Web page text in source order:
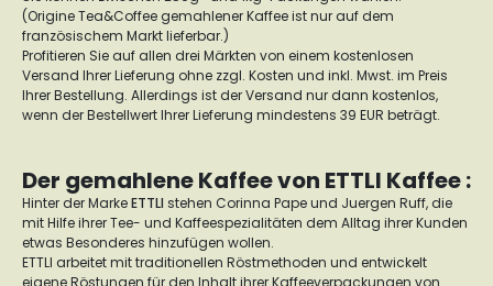
(Origine Tea&Coffee gemahlener Kaffee ist nur auf dem
französischem Markt lieferbar.)
Profitieren Sie auf allen drei Märkten von einem kostenlosen
Versand Ihrer Lieferung ohne zzgl. Kosten und inkl. Mwst. im Preis
Ihrer Bestellung. Allerdings ist der Versand nur dann kostenlos,
wenn der Bestellwert Ihrer Lieferung mindestens 39 EUR beträgt.
Der gemahlene Kaffee von ETTLI Kaffee :
Hinter der MarkeETTLI stehen Corinna Pape und Juergen Ruff, die
mit Hilfe ihrer Tee- und Kaffeespezialitäten dem Alltag ihrer Kunden
etwas Besonderes hinzufügen wollen.
ETTLI arbeitet mit traditionellen Röstmethoden und entwickelt
eigene Röstungen für den Inhalt ihrer Kaffeeverpackungen von